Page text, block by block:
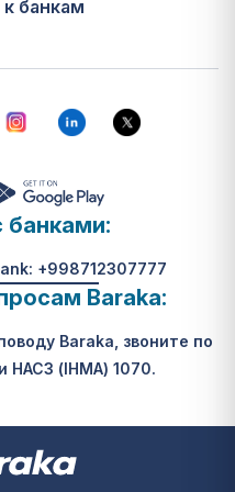
и система
для
а
банкам
банками:
+998712307777
Baraka:
Baraka, звоните по
НАСЗ (IHMA) 1070.